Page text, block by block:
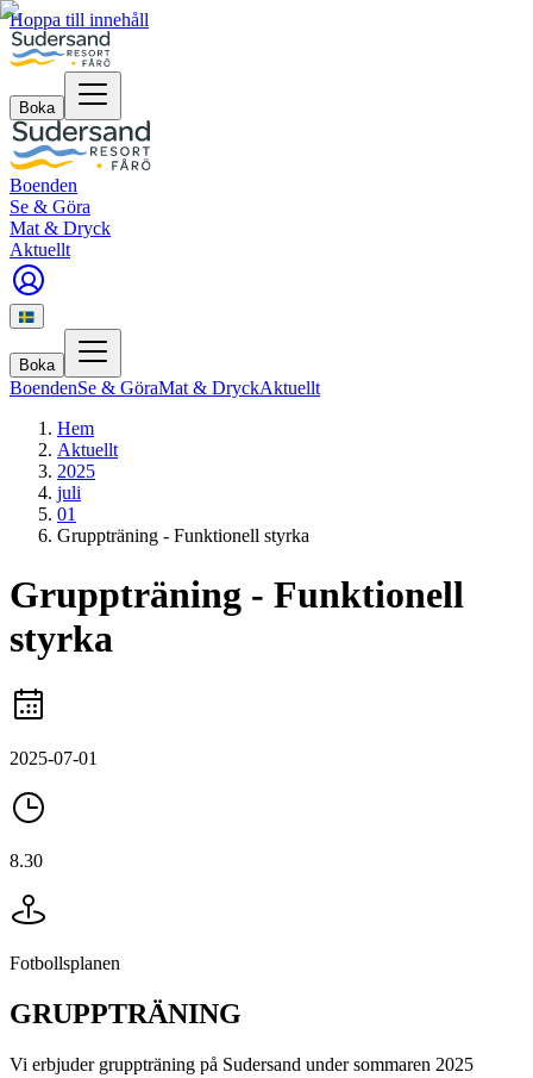
Hoppa till innehåll
Boka
Boenden
Se & Göra
Mat & Dryck
Aktuellt
Boka
BoendenSe & GöraMat & DryckAktuellt
Hem
Aktuellt
2025
juli
01
Gruppträning - Funktionell styrka
Gruppträning - Funktionell
styrka
2025-07-01
8.30
Fotbollsplanen
GRUPPTRÄNING
Vi erbjuder gruppträning på Sudersand under sommaren 2025